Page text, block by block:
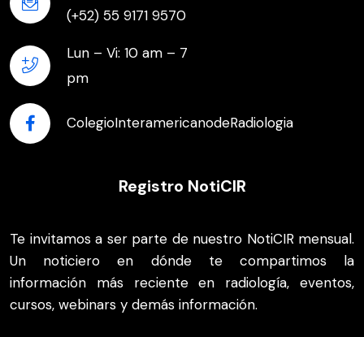
(+52) 55 9171 9570
Lun – Vi: 10 am – 7
pm
ColegioInteramericanodeRadiologia
Registro NotiCIR
Te invitamos a ser parte de nuestro NotiCIR mensual.
Un noticiero en dónde te compartimos la
información más reciente en radiología, eventos,
cursos, webinars y demás información.